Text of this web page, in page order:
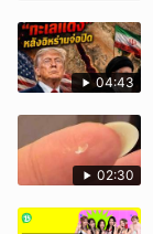
04:43
02:30